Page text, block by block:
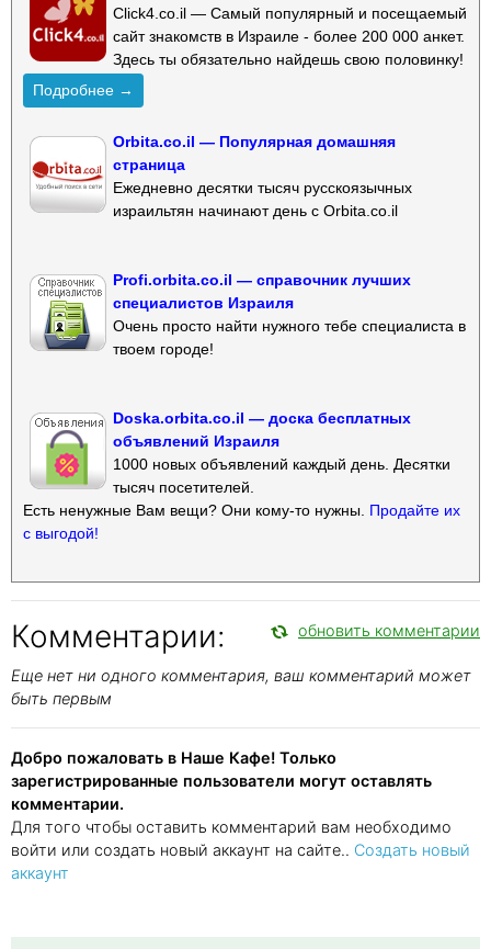
Click4.co.il — Самый популярный и посещаемый
сайт знакомств в Израиле - более 200 000 анкет.
Здесь ты обязательно найдешь свою половинку!
Подробнее →
Orbita.co.il — Популярная домашняя
страница
Ежедневно десятки тысяч русскоязычных
израильтян начинают день с Orbita.co.il
Profi.orbita.co.il — справочник лучших
специалистов Израиля
Очень просто найти нужного тебе специалиста в
твоем городе!
Doska.orbita.co.il — доска бесплатных
объявлений Израиля
1000 новых объявлений каждый день. Десятки
тысяч посетителей.
Есть ненужные Вам вещи? Они кому-то нужны. Продайте их
с выгодой!
Комментарии: обновить комментарии
Еще нет ни одного комментария, ваш комментарий может
быть первым
Добро пожаловать в Наше Кафе! Только
зарегистрированные пользователи могут оставлять
комментарии.
Для того чтобы оставить комментарий вам необходимо
войти или создать новый аккаунт на сайте.. Создать новый
аккаунт